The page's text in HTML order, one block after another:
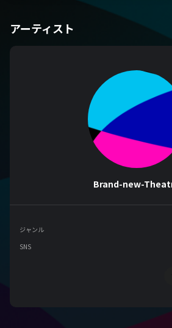
アーティスト
Brand-new-
ジャンル
SNS